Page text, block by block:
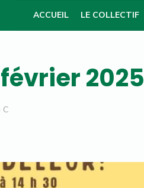
ACCUEIL LE COLLECTIF
2025
C